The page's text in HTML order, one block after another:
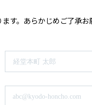
す。あらかじめご了承お